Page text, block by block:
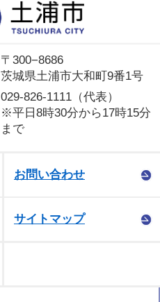
〒300−8686
茨城県土浦市大和町9番1号
029-826-1111（代表）
※平日8時30分から17時15分
まで
お問い合わせ
サイトマップ